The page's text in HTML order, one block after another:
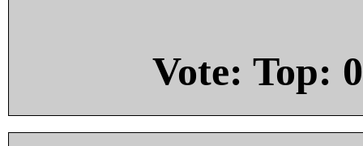
Vote: Top: 0